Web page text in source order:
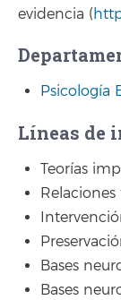
evidencia (
Psicología
Líneas de
Teorías
Relaciones
Bases
Bases